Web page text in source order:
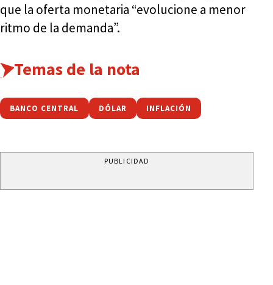
que la oferta monetaria “evolucione a menor
ritmo de la demanda”.
Temas de la nota
BANCO CENTRAL DÓLAR INFLACIÓN
PUBLICIDAD